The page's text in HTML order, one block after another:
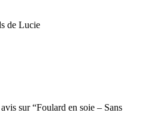
de Lucie
sur “Foulard en soie – Sans